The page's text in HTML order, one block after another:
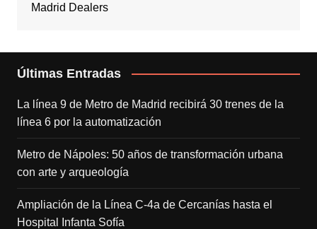
Madrid Dealers
Últimas Entradas
La línea 9 de Metro de Madrid recibirá 30 trenes de la
línea 6 por la automatización
Metro de Nápoles: 50 años de transformación urbana
con arte y arqueología
Ampliación de la Línea C-4a de Cercanías hasta el
Hospital Infanta Sofía